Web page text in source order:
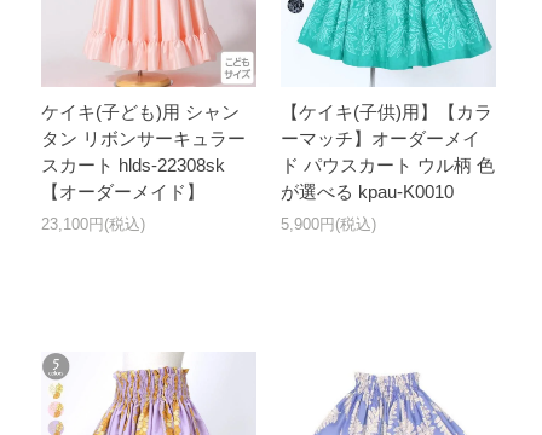
ケイキ(子ども)用 シャン
タン リボンサーキュラー
スカート hlds-22308sk
【オーダーメイド】
23,100円(税込)
【ケイキ(子供)用】【カラ
ーマッチ】オーダーメイ
ド パウスカート ウル柄 色
が選べる kpau-K0010
5,900円(税込)